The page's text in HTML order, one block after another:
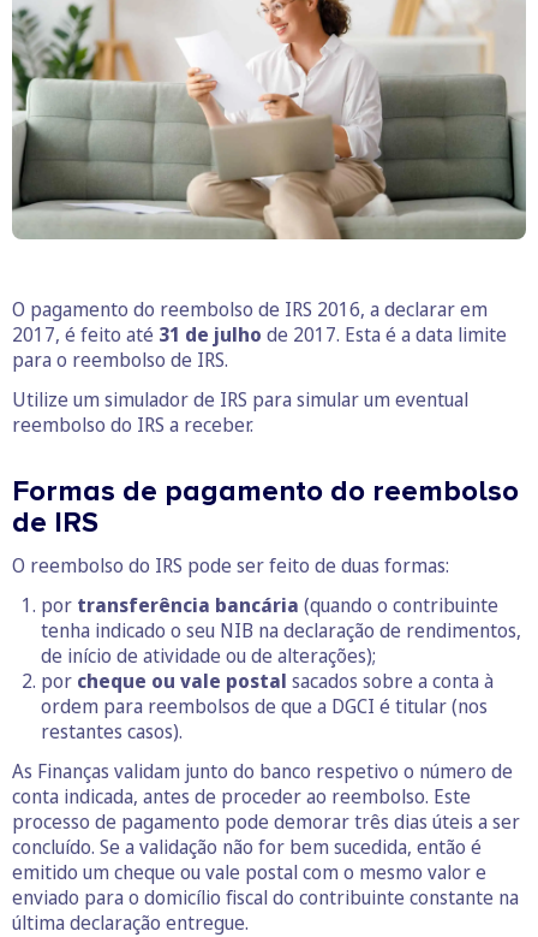
O pagamento do reembolso de IRS 2016, a declarar em
2017, é feito até 31 de julho de 2017. Esta é a data limite
para o reembolso de IRS.
Utilize um simulador de IRS para simular um eventual
reembolso do IRS a receber.
Formas de pagamento do reembolso
de IRS
O reembolso do IRS pode ser feito de duas formas:
por transferência bancária (quando o contribuinte
tenha indicado o seu NIB na declaração de rendimentos,
de início de atividade ou de alterações);
por cheque ou vale postal sacados sobre a conta à
ordem para reembolsos de que a DGCI é titular (nos
restantes casos).
As Finanças validam junto do banco respetivo o número de
conta indicada, antes de proceder ao reembolso. Este
processo de pagamento pode demorar três dias úteis a ser
concluído. Se a validação não for bem sucedida, então é
emitido um cheque ou vale postal com o mesmo valor e
enviado para o domicílio fiscal do contribuinte constante na
última declaração entregue.